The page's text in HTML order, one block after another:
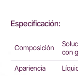
Especificación:
Composición
con
Apariencia